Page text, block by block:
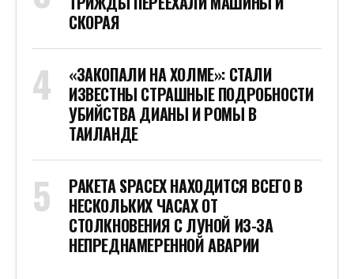
СКОРАЯ
«ЗАКОПАЛИ НА ХОЛМЕ»: СТАЛИ
ИЗВЕСТНЫ СТРАШНЫЕ ПОДРОБНОСТИ
УБИЙСТВА ДИАНЫ И РОМЫ В
ТАИЛАНДЕ
РАКЕТА SPACEX НАХОДИТСЯ ВСЕГО В
НЕСКОЛЬКИХ ЧАСАХ ОТ
СТОЛКНОВЕНИЯ С ЛУНОЙ ИЗ-ЗА
НЕПРЕДНАМЕРЕННОЙ АВАРИИ